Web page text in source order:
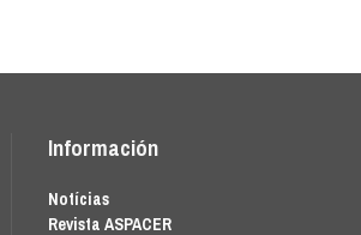
Información
Notícias
Revista ASPACER